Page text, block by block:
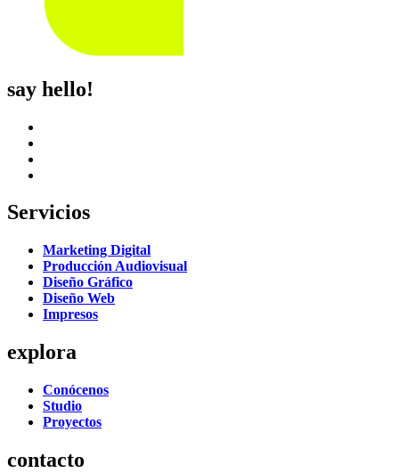
say hello!
Servicios
Marketing Digital
Producción Audiovisual
Diseño Gráfico
Diseño Web
Impresos
explora
Conócenos
Studio
Proyectos
contacto